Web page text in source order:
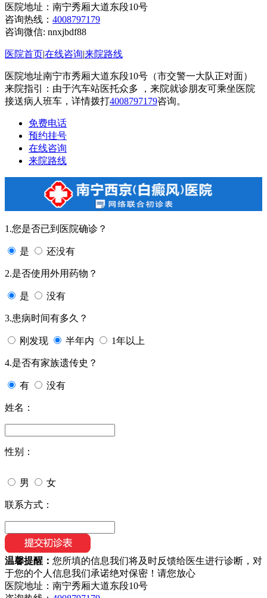
医院地址：南宁秀厢大道东段10号
咨询热线： 4008797179
咨询微信: nnxjbdf88
医院首页|在线咨询|来院路线
医院地址南宁市秀厢大道东段10号（市交警一大队正对面）
来院指引：由于汽车站医托众多 ，来院就诊朋友可乘坐医院
接送病人班车，详情拨打4008797179咨询。
免费电话
预约挂号
在线咨询
来院路线
1.您是否已到医院确诊？
是 还没有
2.是否使用外用药物？
是 没有
3.患病时间有多久？
刚发现 半年内 1年以上
4.是否有家族遗传史？
有 没有
姓名：
性别：
男 女
联系方式：
温馨提醒： 您所填的信息我们将及时反馈给医生进行诊断，对
于您的个人信息我们承诺绝对保密！请您放心
医院地址：南宁秀厢大道东段10号